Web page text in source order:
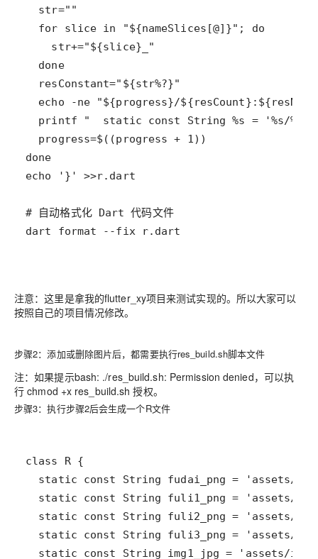
  done
# 自动格式化 Dart 代码文件
注意：这里是拿我的flutter_xy项目来测试实现的。所以大家可以
按照自己的项目情况修改。
步骤2：添加或删除图片后，都需要执行res_build.sh脚本文件
注：如果提示bash: ./res_build.sh: Permission denied，可以执
行 chmod +x res_build.sh 授权。
步骤3：执行步骤2后会生成一个R文件